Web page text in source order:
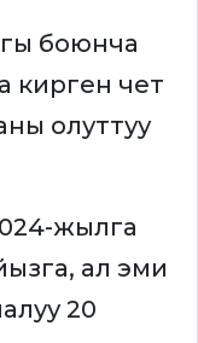
боюнча
кирген чет
олуттуу
жылга
ал эми
20